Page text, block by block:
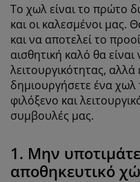
Το χωλ είναι το πρώτο
και οι καλεσμένοι μας.
και να αποτελεί το
αισθητική καλό θα
λειτουργικότητας, αλλά
δημιουργήσετε ένα χωλ
φιλόξενο και
συμβουλές μας.
1. Μην
αποθηκευτικό